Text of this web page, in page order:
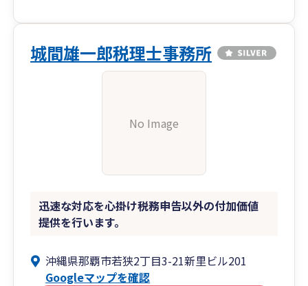
会計士事務所・税理士事務所をお探しなら弊社に
お任せください！
最近は、インボイス制度及び電子帳簿保存法に対
城間雄一郎税理士事務所
No Image
迅速な対応を心掛け税務申告以外の付加価値
提供を行います。
沖縄県那覇市若狭2丁目3-21新里ビル201
Googleマップを確認